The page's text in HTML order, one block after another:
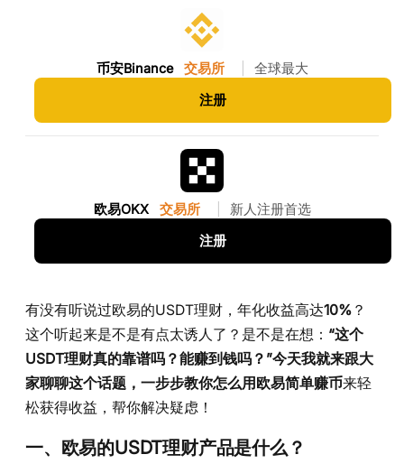
币安Binance 交易所 全球最大
注册
欧易OKX 交易所 新人注册首选
注册
有没有听说过欧易的USDT理财，年化收益高达10% ？
这个听起来是不是有点太诱人了？是不是在想： “这个
USDT理财真的靠谱吗？能赚到钱吗？”今天我就来跟大
家聊聊这个话题，一步步教你怎么用欧易简单赚币来轻
松获得收益，帮你解决疑虑！
一、欧易的USDT理财产品是什么？